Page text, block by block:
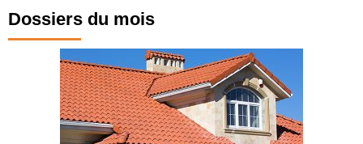
Dossiers du mois